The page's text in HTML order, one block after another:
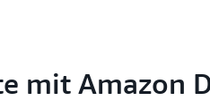
mit Amazon